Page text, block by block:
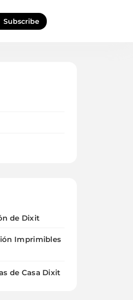
Subscribe
de Dixit
Imprimibles
de Casa Dixit